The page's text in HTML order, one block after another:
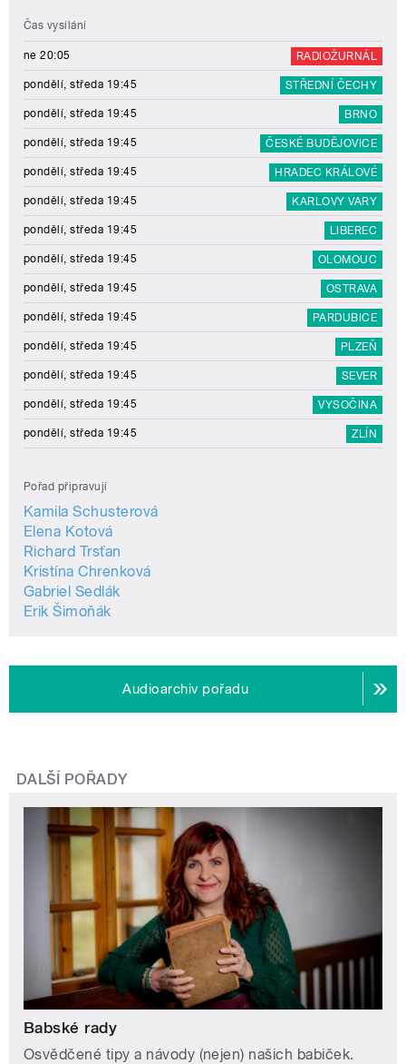
Čas vysílání
ne 20:05 RADIOŽURNÁL
pondělí, středa 19:45 STŘEDNÍ ČECHY
pondělí, středa 19:45 BRNO
pondělí, středa 19:45 ČESKÉ BUDĚJOVICE
pondělí, středa 19:45 HRADEC KRÁLOVÉ
pondělí, středa 19:45 KARLOVY VARY
pondělí, středa 19:45 LIBEREC
pondělí, středa 19:45 OLOMOUC
pondělí, středa 19:45 OSTRAVA
pondělí, středa 19:45 PARDUBICE
pondělí, středa 19:45 PLZEŇ
pondělí, středa 19:45 SEVER
pondělí, středa 19:45 VYSOČINA
pondělí, středa 19:45 ZLÍN
Pořad připravují
Kamila Schusterová
Elena Kotová
Richard Trsťan
Kristína Chrenková
Gabriel Sedlák
Erik Šimoňák
Audioarchiv pořadu
DALŠÍ POŘADY
Babské rady
Osvědčené tipy a návody (nejen) našich babiček.